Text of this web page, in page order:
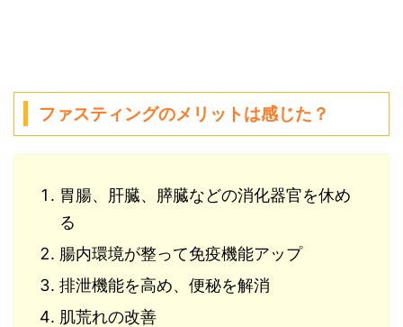
ファスティングのメリットは感じた？
胃腸、肝臓、膵臓などの消化器官を休め
る
腸内環境が整って免疫機能アップ
排泄機能を高め、便秘を解消
肌荒れの改善